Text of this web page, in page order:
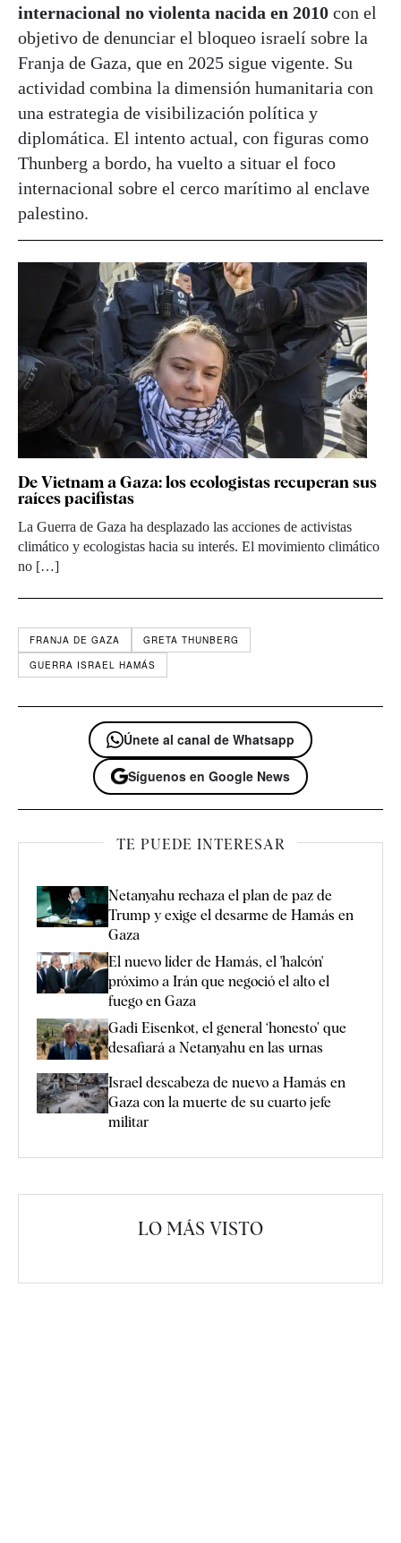
internacional no violenta nacida en 2010 con el
objetivo de denunciar el bloqueo israelí sobre la
Franja de Gaza, que en 2025 sigue vigente. Su
actividad combina la dimensión humanitaria con
una estrategia de visibilización política y
diplomática. El intento actual, con figuras como
Thunberg a bordo, ha vuelto a situar el foco
internacional sobre el cerco marítimo al enclave
palestino.
De Vietnam a Gaza: los ecologistas recuperan sus
raíces pacifistas
La Guerra de Gaza ha desplazado las acciones de activistas
climático y ecologistas hacia su interés. El movimiento climático
no […]
FRANJA DE GAZA
GRETA THUNBERG
GUERRA ISRAEL HAMÁS
Únete al canal de Whatsapp
Síguenos en Google News
TE PUEDE INTERESAR
Netanyahu rechaza el plan de paz de
Trump y exige el desarme de Hamás en
Gaza
El nuevo líder de Hamás, el 'halcón'
próximo a Irán que negoció el alto el
fuego en Gaza
Gadi Eisenkot, el general ‘honesto’ que
desafiará a Netanyahu en las urnas
Israel descabeza de nuevo a Hamás en
Gaza con la muerte de su cuarto jefe
militar
LO MÁS VISTO